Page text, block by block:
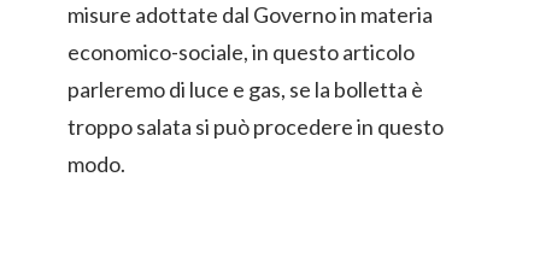
misure adottate dal Governo in materia
economico-sociale, in questo articolo
parleremo di luce e gas, se la bolletta è
troppo salata si può procedere in questo
modo.